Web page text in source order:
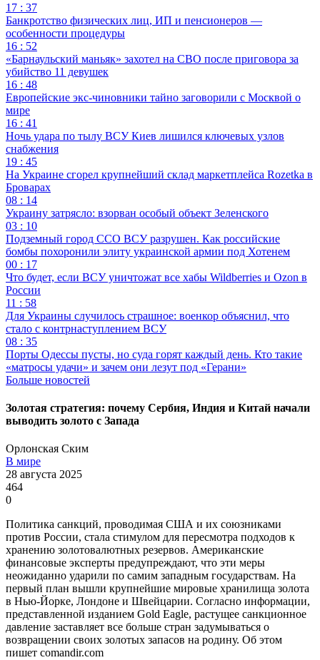
17 : 37
Банкротство физических лиц, ИП и пенсионеров —
особенности процедуры
16 : 52
«Барнаульский маньяк» захотел на СВО после приговора за
убийство 11 девушек
16 : 48
Европейские экс-чиновники тайно заговорили с Москвой о
мире
16 : 41
Ночь удара по тылу ВСУ Киев лишился ключевых узлов
снабжения
19 : 45
На Украине сгорел крупнейший склад маркетплейса Rozetka в
Броварах
08 : 14
Украину затрясло: взорван особый объект Зеленского
03 : 10
Подземный город ССО ВСУ разрушен. Как российские
бомбы похоронили элиту украинской армии под Хотенем
00 : 17
Что будет, если ВСУ уничтожат все хабы Wildberries и Ozon в
России
11 : 58
Для Украины случилось страшное: военкор объяснил, что
стало с контрнаступлением ВСУ
08 : 35
Порты Одессы пусты, но суда горят каждый день. Кто такие
«матросы удачи» и зачем они лезут под «Герани»
Больше новостей
Золотая стратегия: почему Сербия, Индия и Китай начали
выводить золото с Запада
Орлонская Ским
В мире
28 августа 2025
464
0
Политика санкций, проводимая США и их союзниками
против России, стала стимулом для пересмотра подходов к
хранению золотовалютных резервов. Американские
финансовые эксперты предупреждают, что эти меры
неожиданно ударили по самим западным государствам. На
первый план вышли крупнейшие мировые хранилища золота
в Нью-Йорке, Лондоне и Швейцарии. Согласно информации,
представленной изданием Gold Eagle, растущее санкционное
давление заставляет все больше стран задумываться о
возвращении своих золотых запасов на родину. Об этом
пишет comandir.com